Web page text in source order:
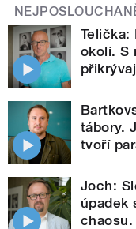
Telička:
okolí. S
tábory.
tvoří
Joch:
úpadek